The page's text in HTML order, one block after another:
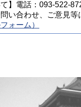
】電話：093-522-
い合わせ、ご意見
ォーム）